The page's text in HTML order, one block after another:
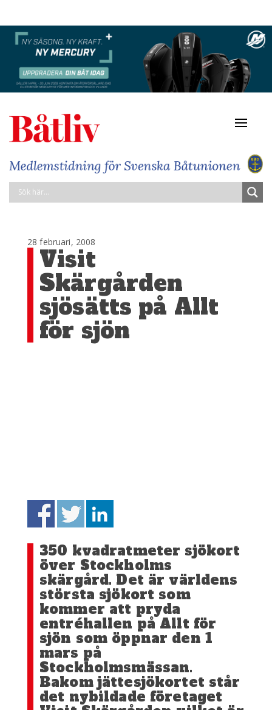
28 februari, 2008
Visit
Skärgården
sjösätts på Allt
för sjön
350 kvadratmeter sjökort
över Stockholms
skärgård. Det är världens
största sjökort som
kommer att pryda
entréhallen på Allt för
sjön som öppnar den 1
mars på
Stockholmsmässan.
Bakom jättesjökortet står
det nybildade företaget